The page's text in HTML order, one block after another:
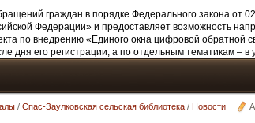
граждан в порядке Федерального закона от
Федерации» и предоставляет возможность
по внедрению «Единого окна цифровой обратной
дня его регистрации, а по отдельным тематикам – в
/Спас-Заулковская сельская библиотека /Новости